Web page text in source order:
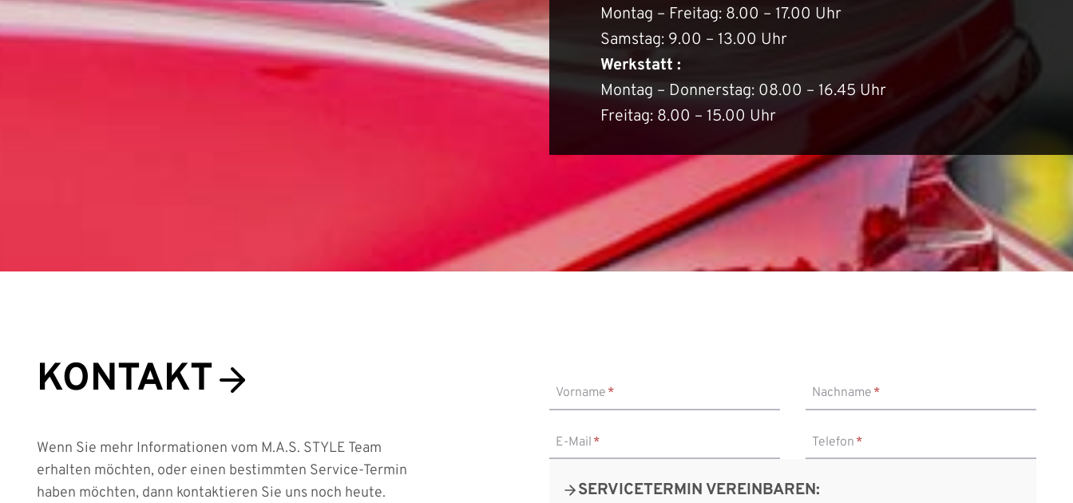
Montag – Freitag: 8.00 – 17.00 Uhr
Samstag: 9.00 – 13.00 Uhr
Werkstatt :
Montag – Donnerstag: 08.00 – 16.45 Uhr
Freitag: 8.00 – 15.00 Uhr
KONTAKT
Wenn Sie mehr Informationen vom M.A.S. STYLE Team
erhalten möchten, oder einen bestimmten Service-Termin
haben möchten, dann kontaktieren Sie uns noch heute.
Vorname *
E-Mail *
Nachname *
Telefon *
SERVICETERMIN VEREINBAREN: